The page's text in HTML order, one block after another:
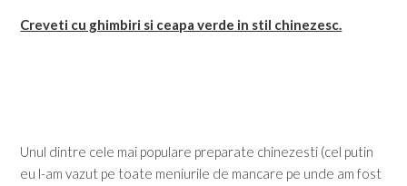
Creveti cu ghimbiri si ceapa verde in stil chinezesc.
Unul dintre cele mai populare preparate chinezesti (cel putin
eu l-am vazut pe toate meniurile de mancare pe unde am fost